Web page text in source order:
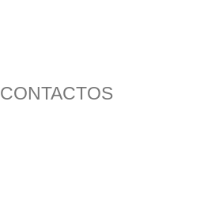
CONTACTOS